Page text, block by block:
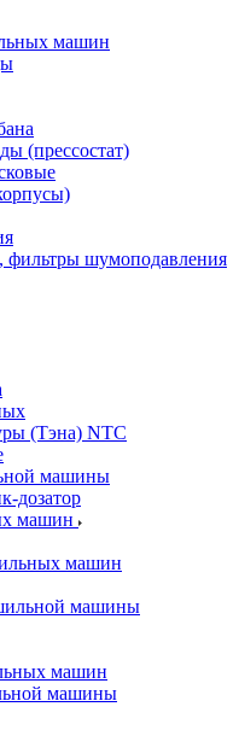
машин
(прессостат)
фильтры шумоподавления
(Тэна) NTC
машины
дозатор
машин
машин
машины
машин
машины